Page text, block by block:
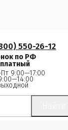
550-26-12
по РФ
9:00—17:00